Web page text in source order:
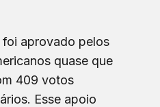
aprovado pelos
quase que
409 votos
Esse apoio